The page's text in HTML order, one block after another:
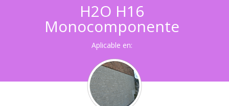
H2O H16
Monocomponente
Aplicable en: